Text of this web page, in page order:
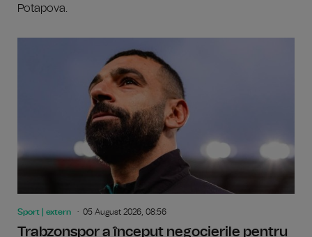
Potapova.
Sport | extern 05 August 2026, 08:56
Trabzonspor a început negocierile pentru